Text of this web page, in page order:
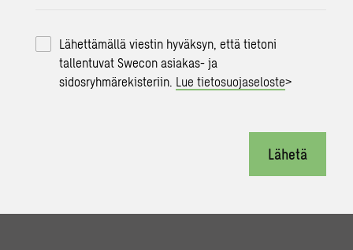
Lähettämällä viestin hyväksyn, että tietoni
tallentuvat Swecon asiakas- ja
sidosryhmärekisteriin. Lue tietosuojaseloste>
Lähetä